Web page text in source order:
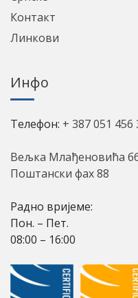
Контакт
Линкови
Инфо
Телефон: + 387 051 456
Вељка Млађеновића
Поштански фах 88
Радно вријеме:
Пон. – Пет.
08:00 – 16:00